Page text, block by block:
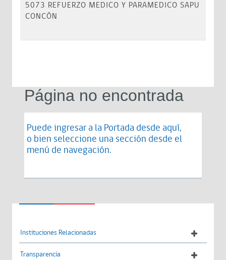
5073 REFUERZO MEDICO Y PARAMEDICO SAPU
CONCÓN
Página no encontrada
Puede ingresar a la Portada desde aquí,
o bien seleccione una sección desde el
menú de navegación.
Instituciones Relacionadas
Transparencia